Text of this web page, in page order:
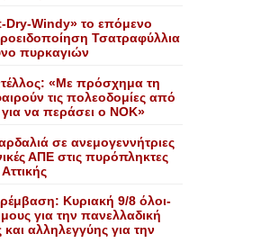
Dry-Windy» το επόμενο
Τσατραφύλλια
πυρκαγιών
«Με πρόσχημα τη
τις πολεοδομίες από
να περάσει ο NOK»
σε ανεμογεννήτριες
ΑΠΕ στις πυρόπληκτες
Κυριακή 9/8 όλοι-
για την πανελλαδική
αλληλεγγύης για την